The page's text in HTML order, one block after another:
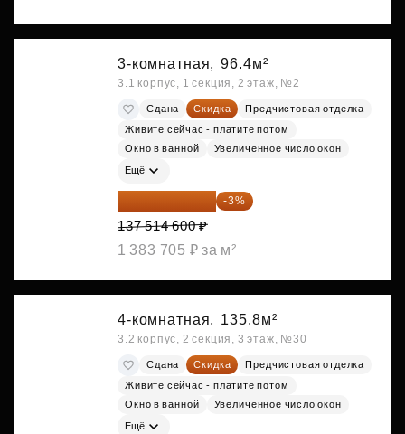
3-комнатная, 96.4м²
3.1 корпус, 1 секция, 2 этаж, №2
Сдана Скидка
Предчистовая отделка
Живите сейчас - платите потом
Окно в ванной
Увеличенное число окон
Ещё
133 389 162 ₽ -3%
137 514 600 ₽
1 383 705 ₽ за м²
4-комнатная, 135.8м²
3.2 корпус, 2 секция, 3 этаж, №30
Сдана Скидка
Предчистовая отделка
Живите сейчас - платите потом
Окно в ванной
Увеличенное число окон
Ещё